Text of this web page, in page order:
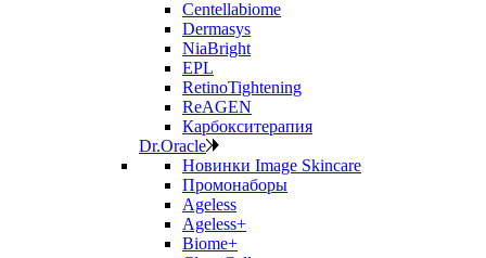
Centellabiome
Dermasys
NiaBright
EPL
RetinoTightening
ReAGEN
Карбокситерапия
Dr.Oracle
Новинки Image Skincare
Промонаборы
Ageless
Ageless+
Biome+